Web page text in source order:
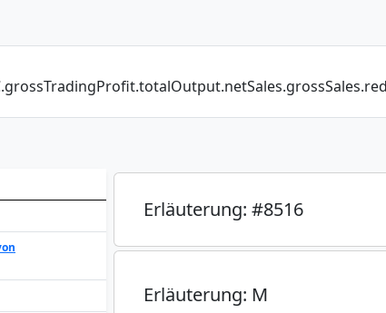
Erläuterung: #8516
Erläuterung: M